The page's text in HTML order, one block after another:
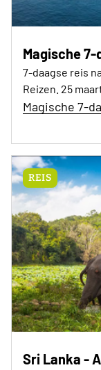
Magische 7-
7-daagse reis
Reizen. 25
Magische 7-
REIS
Sri Lanka -